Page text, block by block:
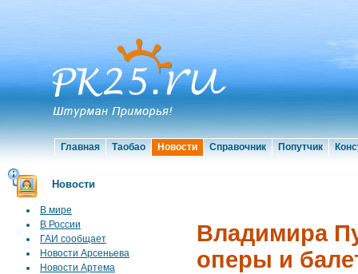
Главная Таобао Новости Справочник Попутчик
Новости
В мире
В России
ГАИ сообщает
Новости Арсеньева
Новости Артема
Владимира
оперы и